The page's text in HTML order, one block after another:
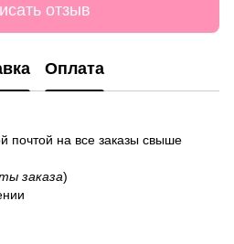
отзыв
Оплата
почтой на все заказы свыше
заказа)